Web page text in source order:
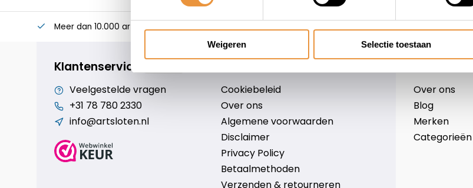
Weigeren Selectie toestaan
Meer dan 10.000 artikelen Alles voor uw tweewieler Snelle levering Niet goed = geld
Klantenservice
Veelgestelde vragen
+31 78 780 2330
info@artsloten.nl
Cookiebeleid
Over ons
Algemene voorwaarden
Disclaimer
Privacy Policy
Betaalmethoden
Verzenden & retourneren
Over ons
Blog
Merken
Categorieën